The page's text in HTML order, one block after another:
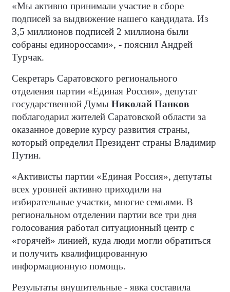
«Мы активно принимали участие в сборе
подписей за выдвижение нашего кандидата. Из
3,5 миллионов подписей 2 миллиона были
собраны единороссами», - пояснил Андрей
Турчак.
Секретарь Саратовского регионального
отделения партии «Единая Россия», депутат
государственной Думы Николай Панков
поблагодарил жителей Саратовской области за
оказанное доверие курсу развития страны,
который определил Президент страны Владимир
Путин.
«Активисты партии «Единая Россия», депутаты
всех уровней активно приходили на
избирательные участки, многие семьями. В
региональном отделении партии все три дня
голосования работал ситуационный центр с
«горячей» линией, куда люди могли обратиться
и получить квалифицированную
информационную помощь.
Результаты внушительные - явка составила